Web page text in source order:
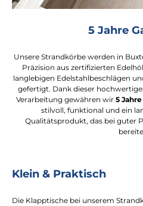
5 Jahre
Unsere Strandkörbe werden in
Präzision aus zertifizierten
langlebigen Edelstahlbeschlägen
gefertigt. Dank dieser
Verarbeitung gewähren wir 5
stilvoll, funktional und ein
Qualitätsprodukt, das bei guter
Klein & Praktisch
Die Klapptische bei unserem